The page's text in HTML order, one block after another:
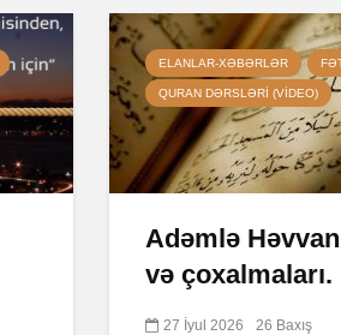
ELANLAR-XƏBƏRLƏR
QURAN DƏRSLƏRI (VIDEO)
Adəmlə
və çoxalmaları.
27 İyul 2026 26 Baxış